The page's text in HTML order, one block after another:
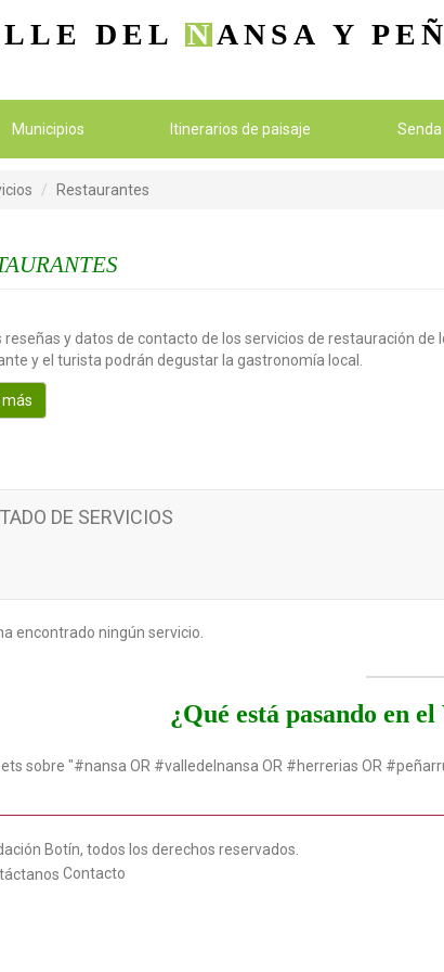
DEL NANSA Y
Municipios Itinerarios de paisaje Senda
Restaurantes
reseñas y datos de contacto de los servicios de restauración
y el turista podrán degustar la gastronomía local.
más
DE SERVICIOS
encontrado ningún servicio.
¿Qué está pasando en
sobre "#nansa OR #valledelnansa OR #herrerias OR
Botín, todos los derechos reservados.
Contacto